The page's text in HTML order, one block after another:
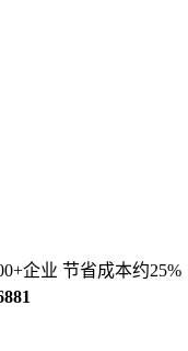
企业 节省成本约25%